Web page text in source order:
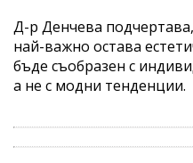
Д-р Денчева
най-важно остава
бъде съобразен с
а не с модни тенденции.